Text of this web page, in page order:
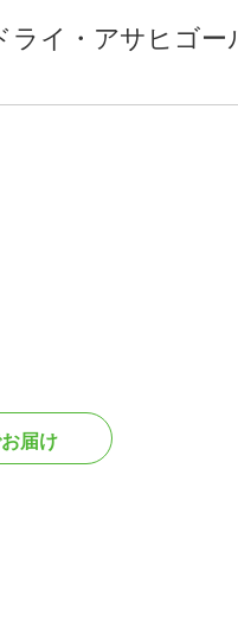
ライ・アサヒゴー
届け